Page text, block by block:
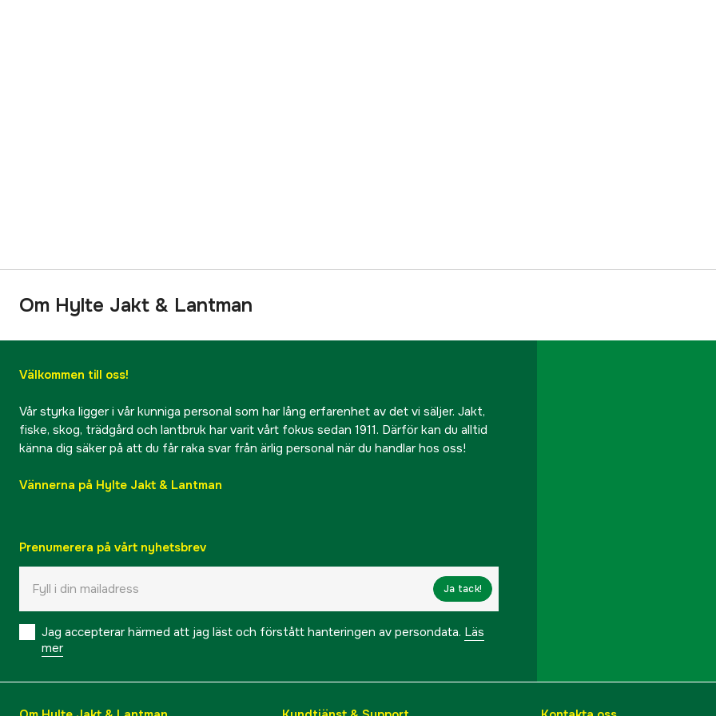
Om Hylte Jakt & Lantman
Välkommen till oss!
Vår styrka ligger i vår kunniga personal som har lång erfarenhet av det vi säljer. Jakt,
fiske, skog, trädgård och lantbruk har varit vårt fokus sedan 1911. Därför kan du alltid
känna dig säker på att du får raka svar från ärlig personal när du handlar hos oss!
Vännerna på Hylte Jakt & Lantman
Prenumerera på vårt nyhetsbrev
Ja tack!
Jag accepterar härmed att jag läst och förstått hanteringen av persondata. Läs
mer